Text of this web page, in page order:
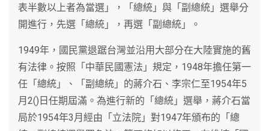
表半數以上者為當選」，「總統」與「副總統」選舉分
開進行，先選「總統」，再選「副總統」。
1949年，國民黨退踞台灣並沿用大部分在大陸實施的舊
有法律。按照「中華民國憲法」規定，1948年擔任第一
任「總統」、「副總統」的蔣介石、李宗仁至1954年5
月2()日任期屆滿。為進行新的「總統」選舉，蔣介石當
局於1954年3月經由「立法院」對1947年頒布的「總